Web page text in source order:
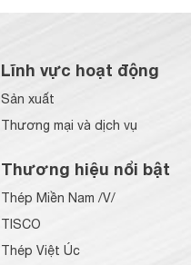
Lĩnh vực hoạt động
Sản xuất
Thương mại và dịch vụ
Thương hiệu nổi bật
Thép Miền Nam /V/
TISCO
Thép Việt Úc